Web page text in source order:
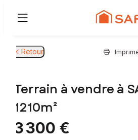
Retour
Terrain à vendre à
1210m²
3 300 €